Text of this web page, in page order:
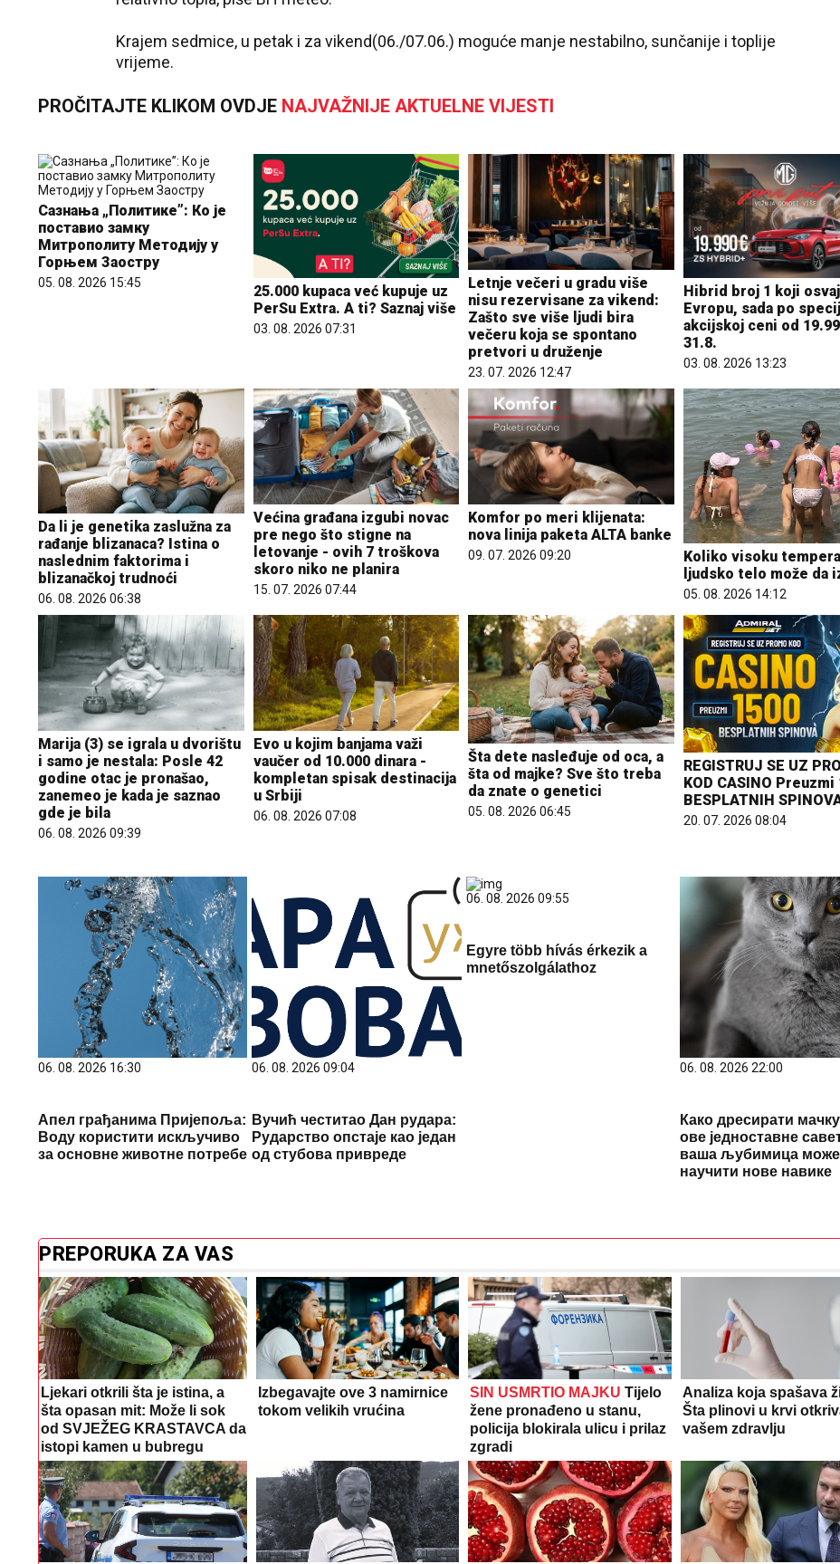
Krajem sedmice, u petak i za vikend(06./07.06.) moguće manje nestabilno, sunčanije i toplije
vrijeme.
PROČITAJTE KLIKOM OVDJE NAJVAŽNIJE AKTUELNE VIJESTI
Сазнања „Политике”: Ко је
поставио замку
Митрополиту Методију у
Горњем Заостру
05. 08. 2026 15:45
25.000 kupaca već kupuje uz
PerSu Extra. A ti? Saznaj više
03. 08. 2026 07:31
Letnje večeri u gradu više
nisu rezervisane za vikend:
Zašto sve više ljudi bira
večeru koja se spontano
pretvori u druženje
23. 07. 2026 12:47
Hibrid broj 1 koji
Evropu, sada po
akcijskoj ceni od
31.8.
03. 08. 2026 13:23
Da li je genetika zaslužna za
rađanje blizanaca? Istina o
naslednim faktorima i
blizanačkoj trudnoći
06. 08. 2026 06:38
Većina građana izgubi novac
pre nego što stigne na
letovanje - ovih 7 troškova
skoro niko ne planira
15. 07. 2026 07:44
Komfor po meri klijenata:
nova linija paketa ALTA banke
09. 07. 2026 09:20
Koliko visoku
ljudsko telo može da
05. 08. 2026 14:12
Marija (3) se igrala u dvorištu
i samo je nestala: Posle 42
godine otac je pronašao,
zanemeo je kada je saznao
gde je bila
06. 08. 2026 09:39
Evo u kojim banjama važi
vaučer od 10.000 dinara -
kompletan spisak destinacija
u Srbiji
06. 08. 2026 07:08
Šta dete nasleđuje od oca, a
šta od majke? Sve što treba
da znate o genetici
05. 08. 2026 06:45
REGISTRUJ SE UZ
KOD CASINO Preuzmi
BESPLATNIH
20. 07. 2026 08:04
06. 08. 2026 16:30
Апел грађанима Пријепоља:
Воду користити искључиво
за основне животне потребе
06. 08. 2026 09:04
Вучић честитао Дан рудара:
Рударство опстаје као један
од стубова привреде
06. 08. 2026 09:55
Egyre több hívás érkezik a
mnetőszolgálathoz
06. 08. 2026 22:00
Како дресирати
ове једноставне
ваша љубимица може
научити нове навике
PREPORUKA ZA VAS
Ljekari otkrili šta je istina, a
šta opasan mit: Može li sok
od SVJEŽEG KRASTAVCA da
istopi kamen u bubregu
Izbegavajte ove 3 namirnice
tokom velikih vrućina
SIN USMRTIO MAJKU Tijelo
žene pronađeno u stanu,
policija blokirala ulicu i prilaz
zgradi
Analiza koja spašava
Šta plinovi u krvi
vašem zdravlju
Sarajevo
18 °C